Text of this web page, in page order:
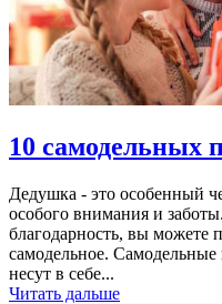
10 самодельных
Дедушка - это особенный
особого внимания и
благодарность, вы можете
самодельное.
несут в себе...
Читать дальше